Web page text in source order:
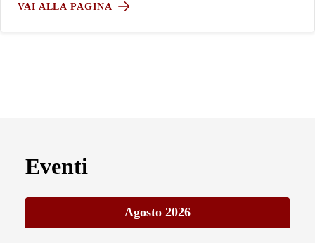
VAI ALLA PAGINA
Eventi
Agosto 2026